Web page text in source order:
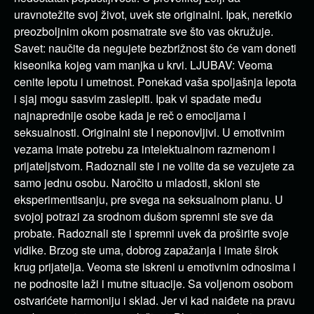
uravnotežite svoj život, uvek ste originalni. Ipak, neretkio
preozboljnim okom posmatrate sve što vas okružuje.
Savet: naučite da negujete bezbrižnost što će vam doneti
kiseonika kojeg vam manjka u krvi. LJUBAV: Veoma
cenite lepotu i umetnost. Ponekad vaša spoljašnja lepota
i sjaj mogu sasvim zaslepiti. Ipak vi spadate među
najnaprednije osobe kada je reč o emocijama i
seksualnosti. Originalni ste I neponovljivi. U emotivnim
vezama imate potrebu za intelektualnom razmenom i
prijateljstvom. Radoznali ste i ne volite da se vezujete za
samo jednu osobu. Naročito u mladosti, skloni ste
eksperimentisanju, pre svega na seksualnom planu. U
svojoj potrazi za srodnom dušom spremni ste sve da
probate. Radoznali ste i spremni uvek da proširite svoje
vidike. Brzog ste uma, dobrog zapažanja i imate širok
krug prijatelja. Veoma ste iskreni u emotivnim odnosima i
ne podnosite laži i mutne situacije. Sa voljenom osobom
ostvarićete harmoniju i sklad. Jer vi kad naiđete na pravu